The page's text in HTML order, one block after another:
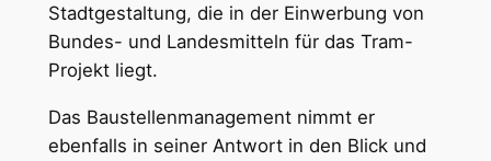
Stadtgestaltung, die in der Einwerbung von
Bundes- und Landesmitteln für das Tram-
Projekt liegt.
Das Baustellenmanagement nimmt er
ebenfalls in seiner Antwort in den Blick und